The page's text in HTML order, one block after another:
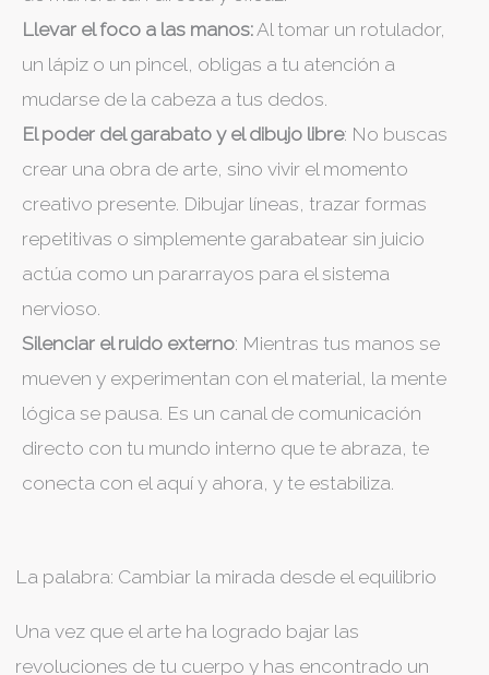
Llevar el foco a las manos: Al tomar un rotulador,
un lápiz o un pincel, obligas a tu atención a
mudarse de la cabeza a tus dedos.
El poder del garabato y el dibujo libre: No buscas
crear una obra de arte, sino vivir el momento
creativo presente. Dibujar líneas, trazar formas
repetitivas o simplemente garabatear sin juicio
actúa como un pararrayos para el sistema
nervioso.
Silenciar el ruido externo: Mientras tus manos se
mueven y experimentan con el material, la mente
lógica se pausa. Es un canal de comunicación
directo con tu mundo interno que te abraza, te
conecta con el aquí y ahora, y te estabiliza.
La palabra: Cambiar la mirada desde el equilibrio
Una vez que el arte ha logrado bajar las
revoluciones de tu cuerpo y has encontrado un